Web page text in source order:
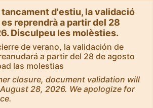
d'estiu, la validació
reprendrà a partir del 28
Disculpeu les molèsties.
de verano, la validación de
a partir del 28 de agosto
las molestias
closure, document validation will
28, 2026. We apologize for